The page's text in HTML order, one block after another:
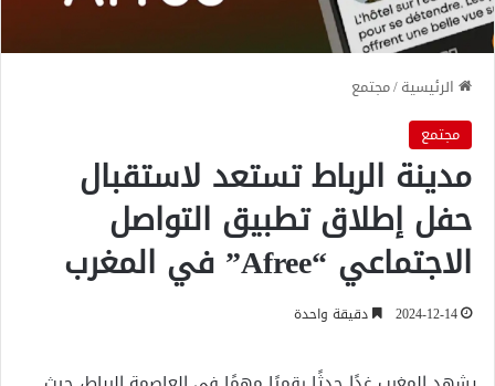
الرئيسية/مجتمع
مجتمع
مدينة الرباط تستعد لاستقبال
حفل إطلاق تطبيق التواصل
الاجتماعي “Afree” في المغرب
2024-12-14 دقيقة واحدة